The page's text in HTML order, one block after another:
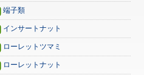
端子類
インサートナット
ローレットツマミ
ローレットナット